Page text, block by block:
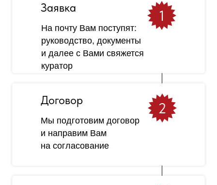
Заявка
На почту Вам поступят:
руководство, документы
и далее с Вами свяжется
куратор
1
Договор
Мы подготовим договор
и направим Вам
на согласование
2